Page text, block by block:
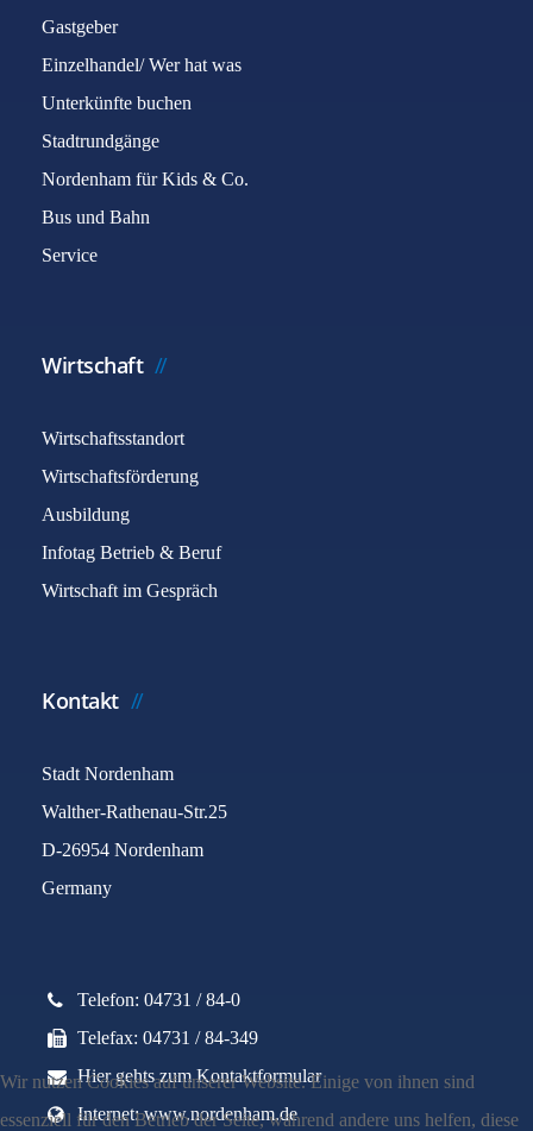
Gastgeber
Einzelhandel/ Wer hat was
Unterkünfte buchen
Stadtrundgänge
Nordenham für Kids & Co.
Bus und Bahn
Service
Wirtschaft
Wirtschaftsstandort
Wirtschaftsförderung
Ausbildung
Infotag Betrieb & Beruf
Wirtschaft im Gespräch
Kontakt
Stadt Nordenham
Walther-Rathenau-Str.25
D-26954 Nordenham
Germany
Telefon: 04731 / 84-0
Telefax: 04731 / 84-349
Hier gehts zum Kontaktformular
Internet: www.nordenham.de
Wir nutzen Cookies auf unserer Website. Einige von ihnen sind
essenziell für den Betrieb der Seite, während andere uns helfen, diese